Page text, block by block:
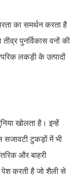
का समर्थन करता है
पुनर्विकास वनों की
लकड़ी के उत्पादों
खोलता है। इन्हें
सजावटी टुकड़ों में भी
और बाहरी
पेश करती है जो शैली से